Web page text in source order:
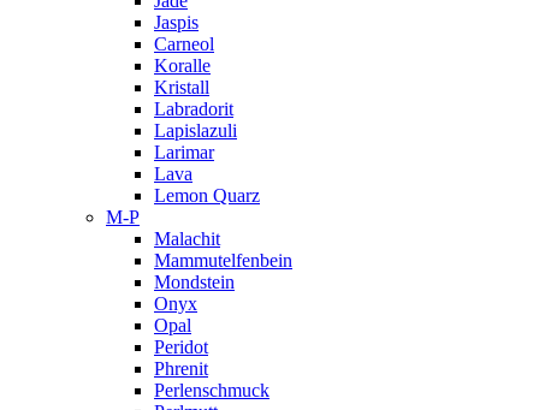
Jaspis
Carneol
Koralle
Kristall
Labradorit
Lapislazuli
Larimar
Lava
Lemon Quarz
M-P
Malachit
Mammutelfenbein
Mondstein
Onyx
Opal
Peridot
Phrenit
Perlenschmuck